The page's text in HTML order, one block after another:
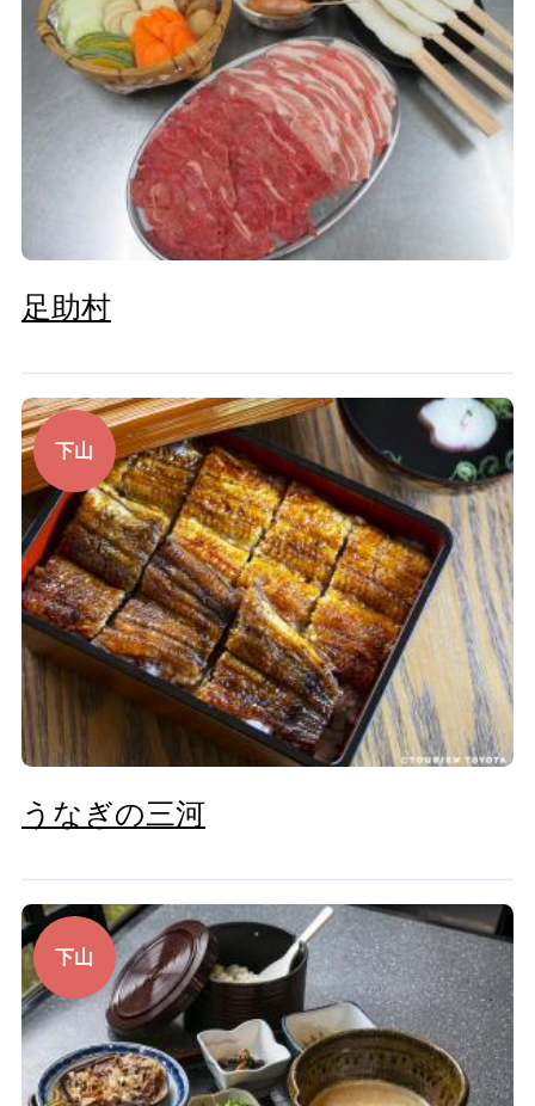
足助村
下山
うなぎの三河
下山